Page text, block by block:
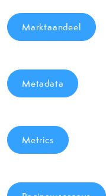
Marktaandeel
Metadata
Metrics